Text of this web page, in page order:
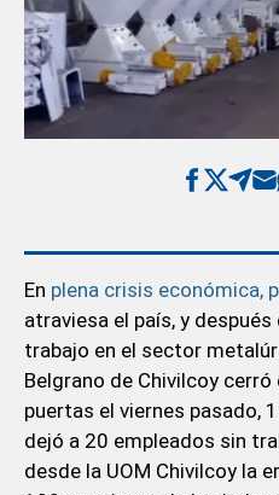
En plena crisis económica,
atraviesa el país, y
trabajo en el sector
Belgrano de Chivilcoy
puertas el viernes pasado,
dejó a 20 empleados sin
desde la UOM Chivilcoy la